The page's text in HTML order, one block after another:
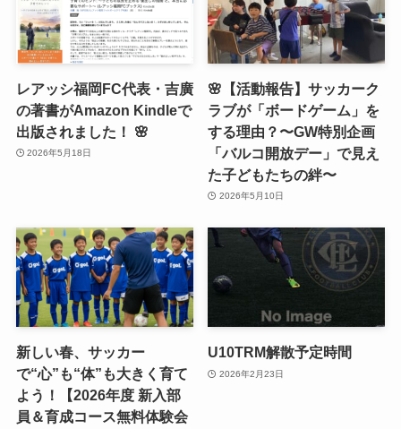
レアッシ福岡FC代表・吉廣
の著書がAmazon Kindleで
出版されました！ 🌸
2026年5月18日
🌸【活動報告】サッカーク
ラブが「ボードゲーム」を
する理由？〜GW特別企画
「バルコ開放デー」で見え
た子どもたちの絆〜
2026年5月10日
新しい春、サッカー
で“心”も“体”も大きく育て
よう！【2026年度 新入部
員＆育成コース無料体験会
U10TRM解散予定時間
2026年2月23日